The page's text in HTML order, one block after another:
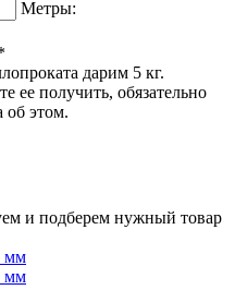
Метры:
дарим 5 кг.
ее получить, обязательно
об этом.
и подберем нужный товар